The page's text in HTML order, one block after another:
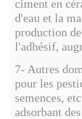
ciment en
d'eau et la
production
l'adhésif,
7- Autres
pour les
semences,
adsorbant